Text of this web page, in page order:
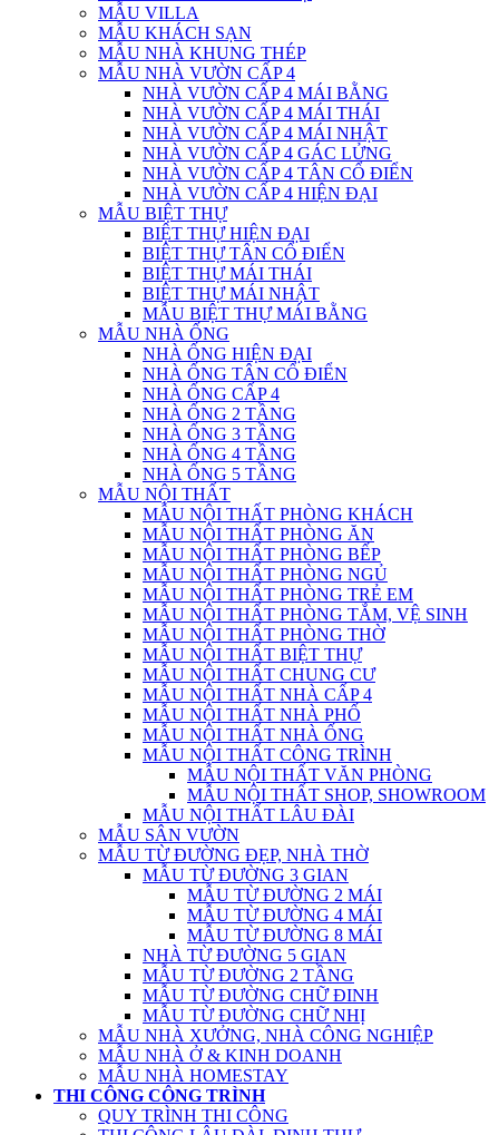
MẪU VILLA
MẪU KHÁCH SẠN
MẪU NHÀ KHUNG THÉP
MẪU NHÀ VƯỜN CẤP 4
NHÀ VƯỜN CẤP 4 MÁI BẰNG
NHÀ VƯỜN CẤP 4 MÁI THÁI
NHÀ VƯỜN CẤP 4 MÁI NHẬT
NHÀ VƯỜN CẤP 4 GÁC LỬNG
NHÀ VƯỜN CẤP 4 TÂN CỔ ĐIỂN
NHÀ VƯỜN CẤP 4 HIỆN ĐẠI
MẪU BIỆT THỰ
BIỆT THỰ HIỆN ĐẠI
BIỆT THỰ TÂN CỔ ĐIỂN
BIỆT THỰ MÁI THÁI
BIỆT THỰ MÁI NHẬT
MẪU BIỆT THỰ MÁI BẰNG
MẪU NHÀ ỐNG
NHÀ ỐNG HIỆN ĐẠI
NHÀ ỐNG TÂN CỔ ĐIỂN
NHÀ ỐNG CẤP 4
NHÀ ỐNG 2 TẦNG
NHÀ ỐNG 3 TẦNG
NHÀ ỐNG 4 TẦNG
NHÀ ỐNG 5 TẦNG
MẪU NỘI THẤT
MẪU NỘI THẤT PHÒNG KHÁCH
MẪU NỘI THẤT PHÒNG ĂN
MẪU NỘI THẤT PHÒNG BẾP
MẪU NỘI THẤT PHÒNG NGỦ
MẪU NỘI THẤT PHÒNG TRẺ EM
MẪU NỘI THẤT PHÒNG TẮM, VỆ SINH
MẪU NỘI THẤT PHÒNG THỜ
MẪU NỘI THẤT BIỆT THỰ
MẪU NỘI THẤT CHUNG CƯ
MẪU NỘI THẤT NHÀ CẤP 4
MẪU NỘI THẤT NHÀ PHỐ
MẪU NỘI THẤT NHÀ ỐNG
MẪU NỘI THẤT CÔNG TRÌNH
MẪU NỘI THẤT VĂN PHÒNG
MẪU NỘI THẤT SHOP, SHOWROOM
MẪU NỘI THẤT LÂU ĐÀI
MẪU SÂN VƯỜN
MẪU TỪ ĐƯỜNG ĐẸP, NHÀ THỜ
MẪU TỪ ĐƯỜNG 3 GIAN
MẪU TỪ ĐƯỜNG 2 MÁI
MẪU TỪ ĐƯỜNG 4 MÁI
MẪU TỪ ĐƯỜNG 8 MÁI
NHÀ TỪ ĐƯỜNG 5 GIAN
MẪU TỪ ĐƯỜNG 2 TẦNG
MẪU TỪ ĐƯỜNG CHỮ ĐINH
MẪU TỪ ĐƯỜNG CHỮ NHỊ
MẪU NHÀ XƯỞNG, NHÀ CÔNG NGHIỆP
MẪU NHÀ Ở & KINH DOANH
MẪU NHÀ HOMESTAY
THI CÔNG CÔNG TRÌNH
QUY TRÌNH THI CÔNG